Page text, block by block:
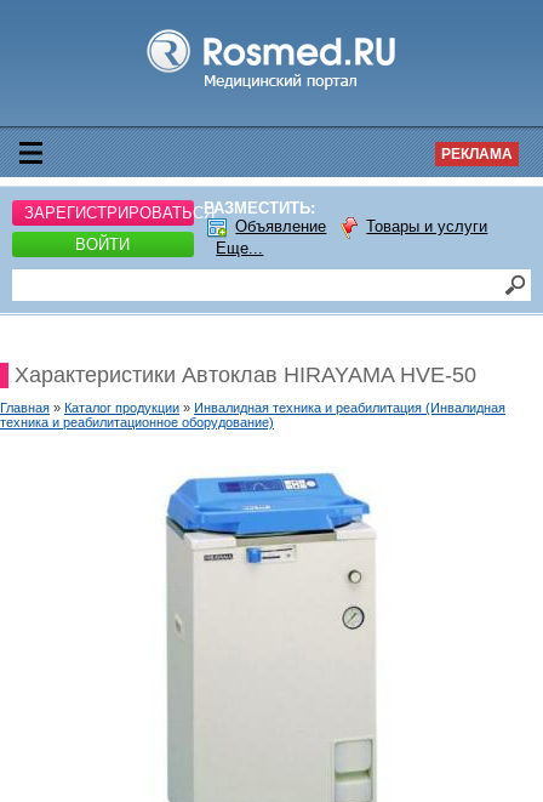
РЕКЛАМА
ЗАРЕГИСТРИРОВАТЬСЯ
ВОЙТИ
РАЗМЕСТИТЬ:
Объявление
Товары и услуги
Еще...
Характеристики Автоклав HIRAYAMA HVE-50
Главная » Каталог продукции » Инвалидная техника и реабилитация (Инвалидная
техника и реабилитационное оборудование)